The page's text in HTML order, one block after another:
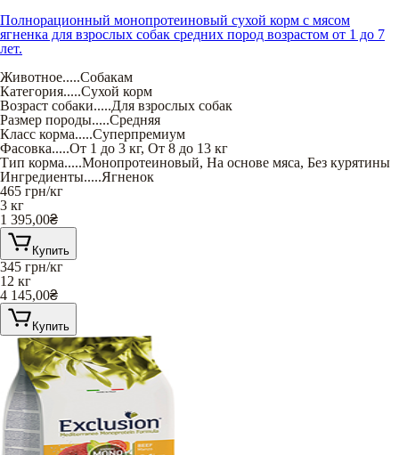
Полнорационный монопротеиновый сухой корм с мясом
ягненка для взрослых собак средних пород возрастом от 1 до 7
лет.
Животное.....Собакам
Категория.....Сухой корм
Возраст собаки.....Для взрослых собак
Размер породы.....Средняя
Класс корма.....Суперпремиум
Фасовка.....От 1 до 3 кг, От 8 до 13 кг
Тип корма.....Монопротеиновый, На основе мяса, Без курятины
Ингредиенты.....Ягненок
465 грн/кг
3 кг
1 395,00₴
Купить
345 грн/кг
12 кг
4 145,00₴
Купить